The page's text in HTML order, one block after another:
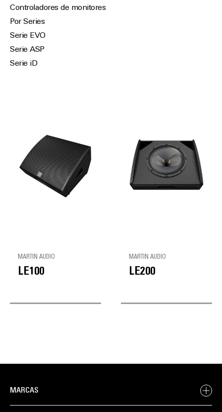
Controladores de monitores
Por Series
Serie EVO
Serie ASP
Serie iD
MARTIN AUDIO
LE100
MARTIN AUDIO
LE200
MARCAS